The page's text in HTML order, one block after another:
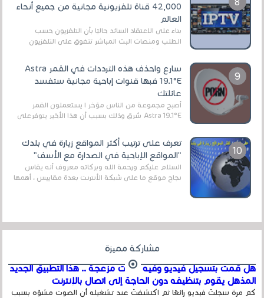
42,000 قناة تلفزيونية مجانية من جميع أنحاء
العالم
بناءً على الاعتقاد السائد حاليًا بأن التلفزيون حسب
الطلب ومنصات البث المباشر تتفوق على التلفزيون
الرقمي الأرضي التقليدي، يُعدّ IPTV-org خيار...
سارع واحذف هذه الترددات في القمر Astra
19.1°E فبها قنوات إباحية مجانية ستفسد
عائلتك
أصبح مجموعة من الناس مؤخر ا يستعملون القمر
Astra 19.1°E شرق وذلك بسبب أن هذا الأخير يتوفرعلى
تعرف على ترتيب أكثر المواقع زيارة في بلدك
"المواقع الإباحية في الصدارة مع الأسف"
السلام عليكم ورحمة الله وبركاته معروف أنه يقاس
نجاح موقع ما على شبكة الأنترنت بعدة مقاييس ، أهمها
مشاركة مميزة
هل قمت بتسجيل فيديو وفيه أصوت مزعجة .. هذا التطبيق الجديد
المذهل يقوم بتنظيفه دون الحاجة إلى اتصال بالإنترنت
كم مرة سجلتَ فيديو رائعًا ثم اكتشفتَ عند تشغيله أن الصوت مشوّه بسبب